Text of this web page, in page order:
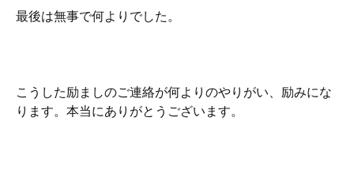
最後は無事で何よりでした。
こうした励ましのご連絡が何よりのやりがい、励みにな
ります。本当にありがとうございます。